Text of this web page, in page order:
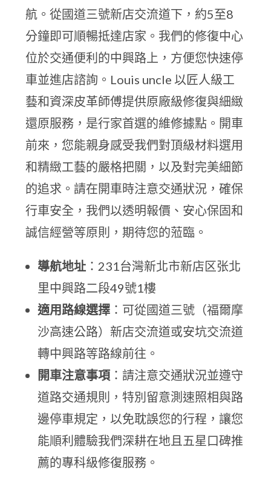
航。從國道三號新店交流道下，約5至8
分鐘即可順暢抵達店家。我們的修復中心
位於交通便利的中興路上，方便您快速停
車並進店諮詢。Louis uncle 以匠人級工
藝和資深皮革師傅提供原廠級修復與細緻
還原服務，是行家首選的維修據點。開車
前來，您能親身感受我們對頂級材料選用
和精緻工藝的嚴格把關，以及對完美細節
的追求。請在開車時注意交通狀況，確保
行車安全，我們以透明報價、安心保固和
誠信經營等原則，期待您的蒞臨。
導航地址 ：231台灣新北市新店区张北
里中興路二段49號1樓
適用路線選擇 ：可從國道三號（福爾摩
沙高速公路）新店交流道或安坑交流道
轉中興路等路線前往。
開車注意事項 ：請注意交通狀況並遵守
道路交通規則，特別留意測速照相與路
邊停車規定，以免耽誤您的行程，讓您
能順利體驗我們深耕在地且五星口碑推
薦的專科級修復服務。